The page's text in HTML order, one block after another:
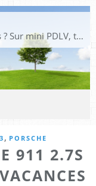
Tu es passionné de voitures miniatures ? Sur mini PDLV, tu trouveras les meilleurs bons plans pour acheter des voitures au 1:43, 1:18 ou 1:24. Tu pourras aussi découvrir des modèles de collection sous tous leurs angles. Pour ne rien louper de l'actualité des voitures miniatures, rejoins-nous !
, PORSCHE
911 2.7S